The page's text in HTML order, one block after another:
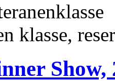
klasse,
Show,